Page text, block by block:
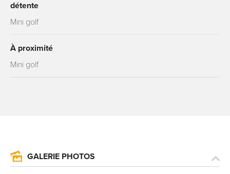
détente
Mini golf
À proximité
Mini golf
GALERIE PHOTOS